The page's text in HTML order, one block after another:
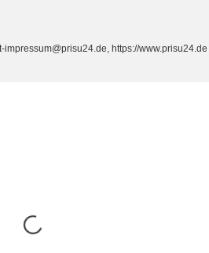
https://www.prisu24.de